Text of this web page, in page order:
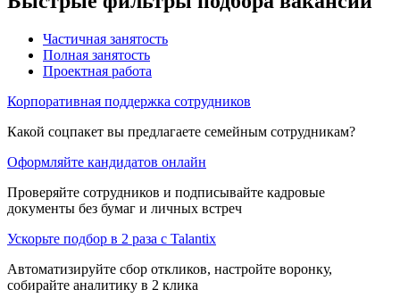
Частичная занятость
Полная занятость
Проектная работа
Корпоративная поддержка сотрудников
Какой соцпакет вы предлагаете семейным сотрудникам?
Оформляйте кандидатов онлайн
Проверяйте сотрудников и подписывайте кадровые
документы без бумаг и личных встреч
Ускорьте подбор в 2 раза с Talantix
Автоматизируйте сбор откликов, настройте воронку,
собирайте аналитику в 2 клика